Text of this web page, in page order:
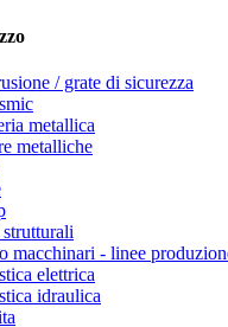
/ grate di sicurezza
metallica
metalliche
macchinari - linee
elettrica
idraulica